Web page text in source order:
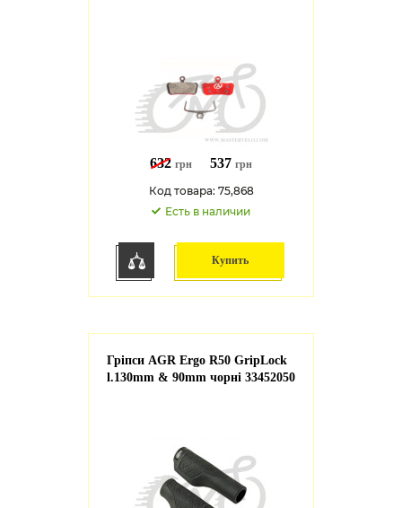
632 грн 537 грн
Код товара: 75,868
Есть в наличии
Купить
Гріпси AGR Ergo R50 GripLock
l.130mm & 90mm чорні 33452050